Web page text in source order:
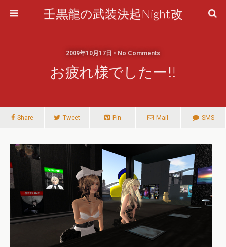
壬黒龍の武装決起Night改
2009年10月17日 • No Comments
お疲れ様でしたー!!
Share Tweet Pin Mail SMS